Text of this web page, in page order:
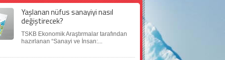
Yaşlanan nüfus sanayiyi nasıl
değiştirecek?
TSKB Ekonomik Araştırmalar tarafından
hazırlanan “Sanayi ve İnsan:...